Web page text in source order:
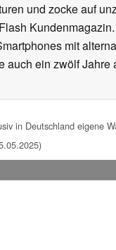
und zocke auf
mit
ein zwölf
in Deutschland eigene